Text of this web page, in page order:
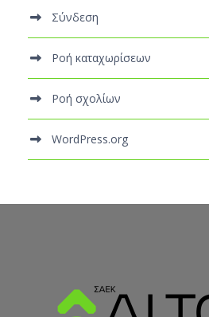
Σύνδεση
Ροή καταχωρίσεων
Ροή σχολίων
WordPress.org